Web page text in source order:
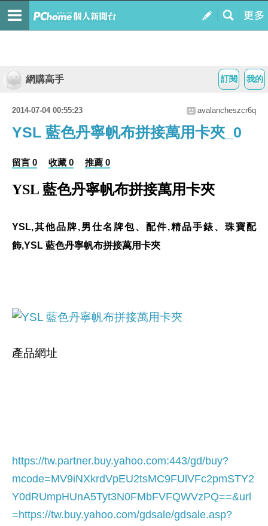
我的
訂閱
網購高手
2014-07-04 00:55:23 avalancheszcr6q
YSL 藍色丹寧帆布拼接萬用卡夾_0
留言 0 收藏 0 推薦 0
YSL 藍色丹寧帆布拼接萬用卡夾
YSL,其他品牌,男仕名牌包、配件,精品手錶、珠寶配
飾,YSL 藍色丹寧帆布拼接萬用卡夾
產品網址
https://tw.partner.buy.yahoo.com:443/gd/buy?
mcode=MV9iNXkrdVpEU2tsMC9FUlVFc2pmSTY2
Y0dRUmpHUnA5Tyt3N0FMbFVFQWVzPQ==&url
=https://tw.buy.yahoo.com/gdsale/gdsale.asp?